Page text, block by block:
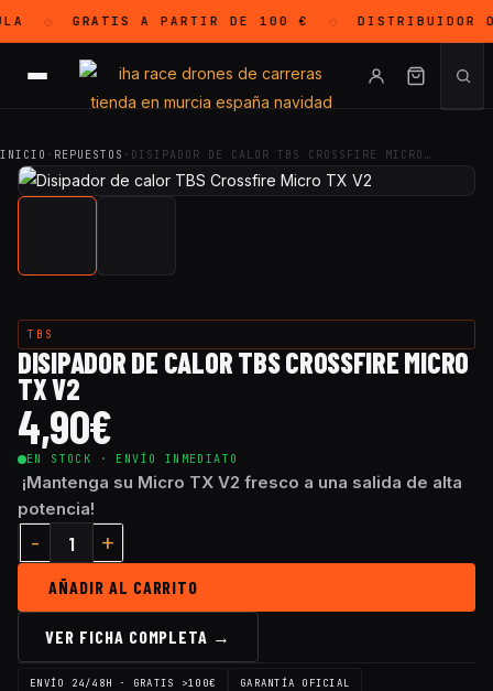
◇ GRATISA PARTIR DE 100 € ◇ DISTRIBUIDOR
INICIO · REPUESTOS · DISIPADOR DE CALOR TBS CROSSFIRE MICRO…
TBS
DISIPADOR DE CALOR TBS CROSSFIRE MICRO
TX V2
4,90€
EN STOCK · ENVÍO INMEDIATO
¡Mantenga su Micro TX V2 fresco a una salida de alta
potencia!
AÑADIR AL CARRITO
VER FICHA COMPLETA →
ENVÍO 24/48H · GRATIS >100€ GARANTÍA OFICIAL